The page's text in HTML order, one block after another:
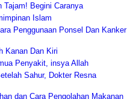
Tajam! Begini Caranya
Islam
Penggunaan Ponsel Dan Kanker
Kanan Dan Kiri
Penyakit, insya Allah
Sahur, Dokter Resna
dan Cara Pengolahan Makanan